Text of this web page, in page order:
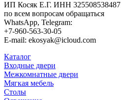
ИП Косяк Е.Г. ИНН 325508538487
по всем вопросам обращаться
WhatsApp, Telegram:
+7-960-563-30-05
E-mail: ekosyak@icloud.com
Каталог
Входные двери
Межкомнатные двери
Мягкая мебель
Столы